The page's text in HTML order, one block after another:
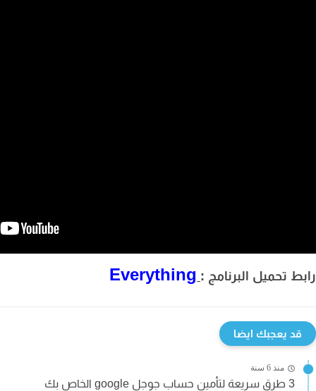
تحميل البرنامج : Everything
قد يعجبك ايضا
منذ 6 سنة